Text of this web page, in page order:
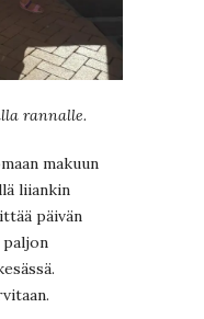
rannalle.
makuun
liiankin
päivän
paljon